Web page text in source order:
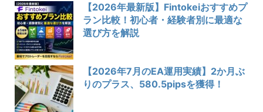
【2026年最新版】Fintokeiおすすめプ
ラン比較！初心者・経験者別に最適な
選び方を解説
【2026年7月のEA運用実績】2か月ぶ
りのプラス、580.5pipsを獲得！